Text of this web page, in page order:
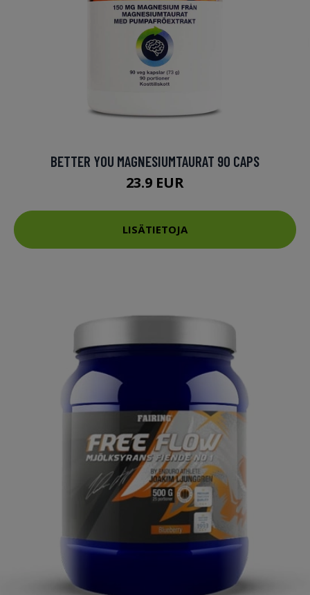
BETTER YOU MAGNESIUMTAURAT 90 CAPS
23.9 EUR
LISÄTIETOJA